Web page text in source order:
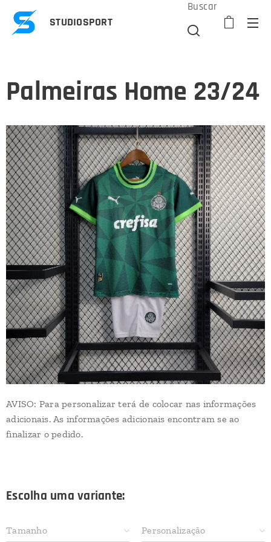
STUDIOSPORT
Buscar
Palmeiras Home 23/24
AVISO: Para personalizar terá de colocar nas informações
adicionais. As informações adicionais encontram se ao
finalizar o pedido.
Escolha uma variante:
Tamanho Personalização